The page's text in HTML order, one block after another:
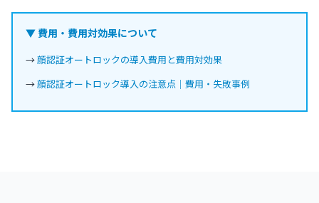
▼ 費用・費用対効果について
→顔認証オートロックの導入費用と費用対効果
→顔認証オートロック導入の注意点｜費用・失敗事例